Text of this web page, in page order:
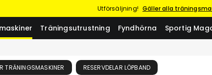
Utförsäljning! Gäller alla
Träningsutrustning Fyndhörna Sportig
TRÄNINGSMASKINER RESERVDELAR LÖPBAND